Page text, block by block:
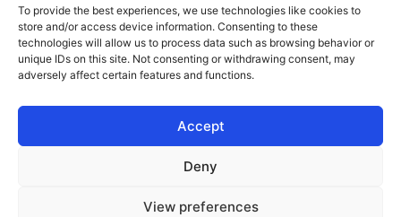
To provide the best experiences, we use technologies like cookies to
store and/or access device information. Consenting to these
technologies will allow us to process data such as browsing behavior or
unique IDs on this site. Not consenting or withdrawing consent, may
adversely affect certain features and functions.
Accept
Deny
View preferences
Algemene voorwaarden
Cookie beleid
Ik wil adverteren
© 2026 Risk & Business